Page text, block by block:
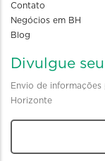
Contato
Negócios em BH
Blog
Divulgue
Envio de
Horizonte